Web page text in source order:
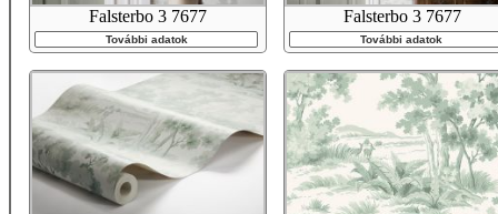
Falsterbo 3 7677
További adatok
Falsterbo 3 7677
További adatok